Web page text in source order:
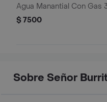
Agua Manantial Con Gas
$ 7500
Sobre Señor